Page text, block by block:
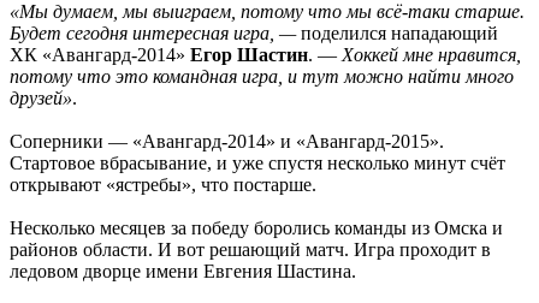
«Мы думаем, мы выиграем, потому что мы всё-таки старше.
Будет сегодня интересная игра, —поделился нападающий
ХК «Авангард-2014» Егор Шастин. — Хоккей мне нравится,
потому что это командная игра, и тут можно найти много
друзей».
Соперники — «Авангард-2014» и «Авангард-2015».
Стартовое вбрасывание, и уже спустя несколько минут счёт
открывают «ястребы», что постарше.
Несколько месяцев за победу боролись команды из Омска и
районов области. И вот решающий матч. Игра проходит в
ледовом дворце имени Евгения Шастина.